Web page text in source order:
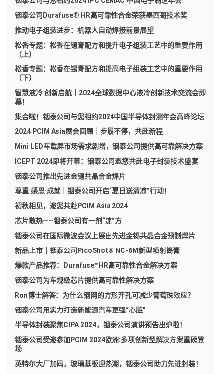
铟泰公司Durafuse® HR高可靠性合金荣获墨西哥技术奖
推动电子组装进步：机器人自动焊接前景展望
松香专题：松香在锡膏配方和提升电子组装工艺中的重要作用
（上）
松香专题：松香在锡膏配方和提高电子组装工艺中的重要作用
（下）
智慧液冷 创新启航｜2024全球数据中心液冷创新技术交流会即
幕！
集合啦！铟泰公司与您相约2024中国半导体封测年会高峰论坛
2024 PCIM Asia展会回顾｜步履不停，共赴新程
Mini LED车载屏市场需求剧增，铟泰公司提供高可靠解决方案
ICEPT 2024即将开幕：铟泰公司邀您共赴电子封装技术盛宴
铟泰公司推出先进金锡共晶合金焊片
尊重·感恩·成就｜铟泰公司开启“夏日送清凉”行动！
初秋相见，邀您共赴PCIM Asia 2024
芯片散热——铟泰公司有一剂“凉”方
铟泰公司在国际微波会议上展出先进金锡共晶合金预制焊片
新品上市｜铟泰公司PicoShot® NC-6M新型喷射锡膏
爆款产品推荐：Durafuse™HR高可靠性合金解决方案
铟泰公司为车规级芯片提供高可靠性解决方案
Ron博士解答：为什么钢网的方形开孔可减少葡萄珠效应？
铟泰公司用实力打造新能源汽车更强“心脏”
半导体封装聚焦CIPA 2024，铟泰公司演讲预告出炉啦！
铟泰公司受邀参加PCIM 2024欧洲:多项创新型解决方案重磅登
场
英特尔大厂加码，玻璃基板迎热潮，铟泰公司助力先进封装！